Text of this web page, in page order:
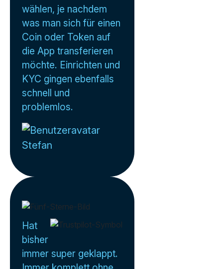
wählen, je nachdem
was man sich für einen
Coin oder Token auf
die App transferieren
möchte. Einrichten und
KYC gingen ebenfalls
schnell und
problemlos.
Stefan
Hat
bisher
immer super geklappt.